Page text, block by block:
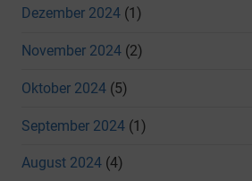
Dezember 2024 (1)
November 2024 (2)
Oktober 2024 (5)
September 2024 (1)
August 2024 (4)